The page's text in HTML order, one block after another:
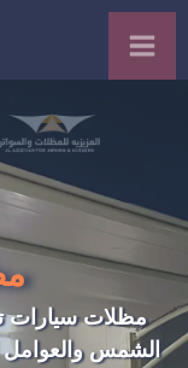
مظلات سيارات
الشمس